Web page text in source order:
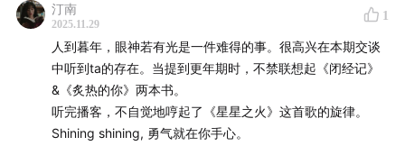
Gabrielsson with Martin Landstrom & His Orchestra
O Tempo de Deus (InstrumentalVersion) - Clara
Mendes
剪辑：回珍&传音，后期制作：陈若彤
汀南
2025.11.29
1
人到暮年，眼神若有光是一件难得的事。很高兴在本期交谈
中听到ta的存在。当提到更年期时，不禁联想起《闭经记》
&《炙热的你》两本书。
听完播客，不自觉地哼起了《星星之火》这首歌的旋律。
Shining shining, 勇气就在你手心。